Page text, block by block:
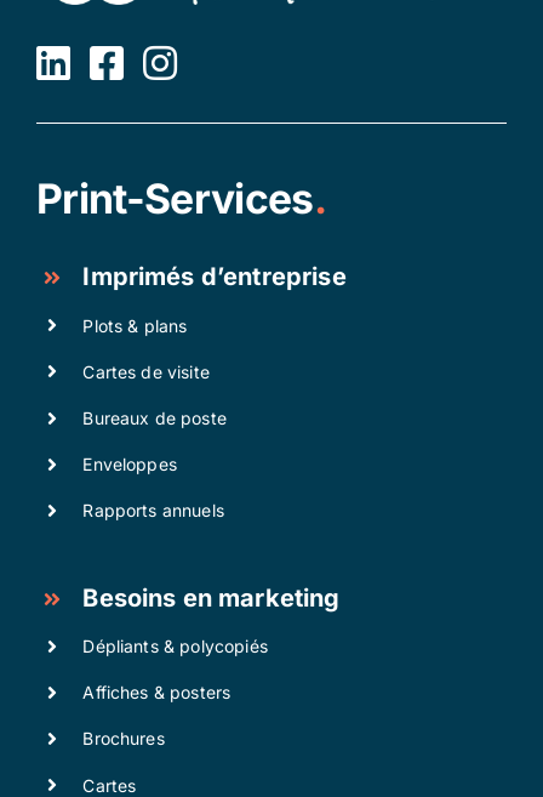
Print-Services.
Imprimés d’entreprise
Plots & plans
Cartes de visite
Bureaux de poste
Enveloppes
Rapports annuels
Besoins en marketing
Dépliants & polycopiés
Affiches & posters
Brochures
Cartes